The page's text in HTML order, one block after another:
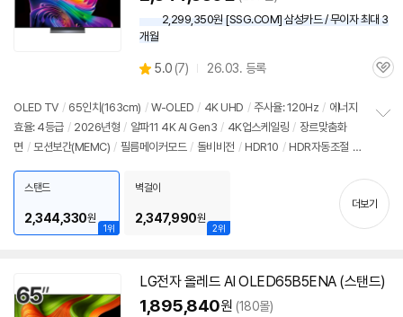
2,299,350원 [SSG.COM] 삼성카드 / 무이자 최대 3
개월
별
5.0 (상
리
뷰
7) 26.03. 등록
관
OLED TV / 65인치 (163cm) / W-OLED / 4K UHD / 주사율: 120Hz / 에너지
효율: 4등급 / 2026년형 / 알파11 4K AI Gen3 / 4K업스케일링 / 장르맞춤화
면 / 모션보간(MEMC) / 필름메이커모드 / 돌비비전 / HDR10 / HDR자동조절 /
G-Sync Compatible
FreeSync HDMI(전체): 4개
기
1위
스탠드
2,344,330원
2위
벽걸이
2,347,990원
더보기
LG전자올레드 AI OLED65B5ENA (스탠드)
1,895,840원 (180몰)